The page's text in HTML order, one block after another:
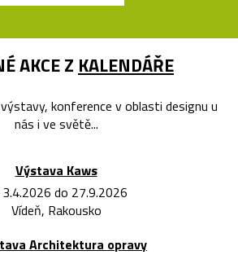
AKCE Z KALENDÁŘE
konference v oblasti designu u
nás i ve světě...
Výstava Kaws
do 27.9.2026
Vídeň, Rakousko
Architektura opravy